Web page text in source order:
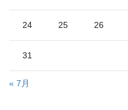
24 25 26
31
« 7月